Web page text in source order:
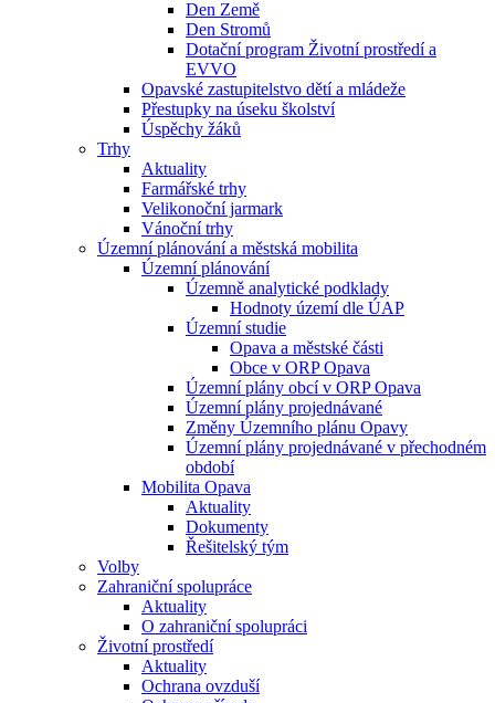
Den Země
Den Stromů
Dotační program Životní prostředí a
EVVO
Opavské zastupitelstvo dětí a mládeže
Přestupky na úseku školství
Úspěchy žáků
Trhy
Aktuality
Farmářské trhy
Velikonoční jarmark
Vánoční trhy
Územní plánování a městská mobilita
Územní plánování
Územně analytické podklady
Hodnoty území dle ÚAP
Územní studie
Opava a městské části
Obce v ORP Opava
Územní plány obcí v ORP Opava
Územní plány projednávané
Změny Územního plánu Opavy
Územní plány projednávané v přechodném
období
Mobilita Opava
Aktuality
Dokumenty
Řešitelský tým
Volby
Zahraniční spolupráce
Aktuality
O zahraniční spolupráci
Životní prostředí
Aktuality
Ochrana ovzduší